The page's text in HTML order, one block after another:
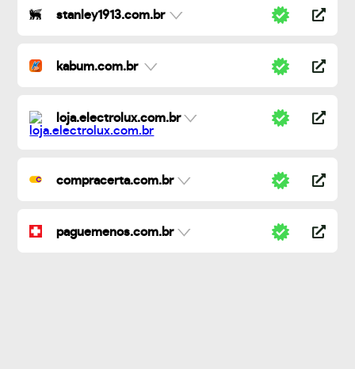
stanley1913.com.br
kabum.com.br
loja.electrolux.com.br
compracerta.com.br
paguemenos.com.br